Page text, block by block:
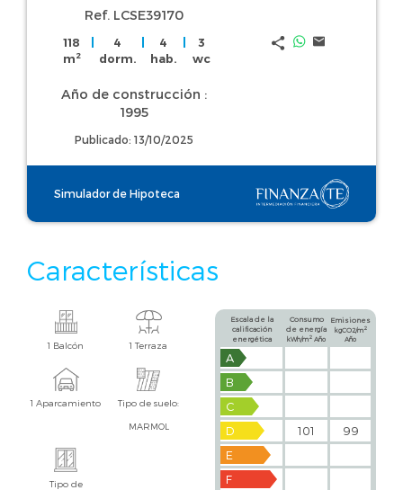
Ref. LCSE39170
118
m2
4
dorm.
4
hab.
3
wc
Año de construcción :
1995
Publicado: 13/10/2025
Simulador de Hipoteca
Características
1 Balcón 1 Terraza
1 Aparcamiento Tipo de suelo:
MARMOL
Tipo de
Escala de la
calificación
energética
Consumo
de energía
kWh/m2 Año
Emisiones
kgCO2/m 2
Año
A
B
C
D
101
99
E
F